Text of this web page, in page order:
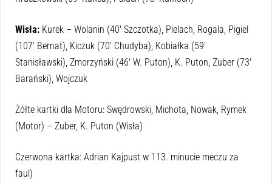
Wisła: Kurek – Wolanin (40′ Szczotka), Pielach, Rogala, Pigiel
(107′ Bernat), Kiczuk (70′ Chudyba), Kobiałka (59′
Stanisławski), Zmorzyński (46′ W. Puton), K. Puton, Zuber (73′
Barański), Wojczuk
Żółte kartki dla Motoru: Swędrowski, Michota, Nowak, Rymek
(Motor) – Zuber, K. Puton (Wisła)
Czerwona kartka: Adrian Kajpust w 113. minucie meczu za
faul)